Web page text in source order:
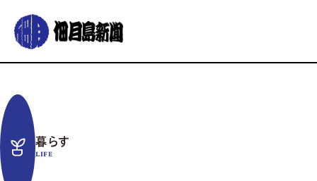
グルメ おでかけ 暮らす
佃月島新聞の紹介
お知らせ
暮らす
LIFE